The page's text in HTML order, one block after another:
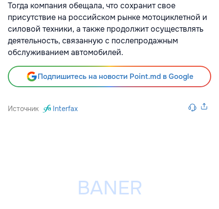
Тогда компания обещала, что сохранит свое
присутствие на российском рынке мотоциклетной и
силовой техники, а также продолжит осуществлять
деятельность, связанную с послепродажным
обслуживанием автомобилей.
Подпишитесь на новости Point.md в Google
Источник Interfax